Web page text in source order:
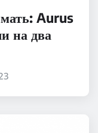
Aurus
на два